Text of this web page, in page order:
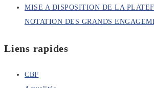
MISE A DISPOSITION DE LA
NOTATION DES GRANDS
Liens rapides
CBF